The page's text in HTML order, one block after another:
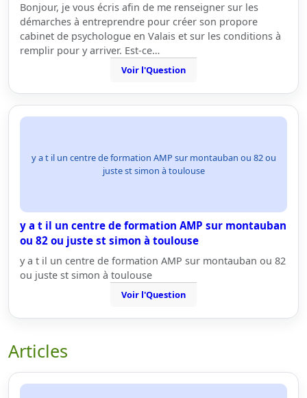
Bonjour, je vous écris afin de me renseigner sur les
démarches à entreprendre pour créer son propore
cabinet de psychologue en Valais et sur les conditions à
remplir pour y arriver. Est-ce…
Voir l'Question
y a t il un centre de formation AMP sur montauban ou 82 ou
juste st simon à toulouse
y a t il un centre de formation AMP sur montauban
ou 82 ou juste st simon à toulouse
y a t il un centre de formation AMP sur montauban ou 82
ou juste st simon à toulouse
Voir l'Question
Articles